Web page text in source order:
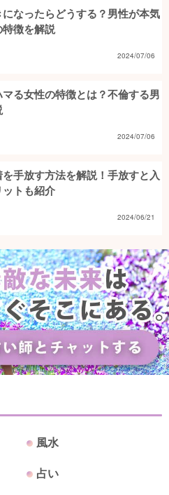
なったらどうする？男性が本気
徴を解説
2024/07/06
る女性の特徴とは？不倫する男
2024/07/06
手放す方法を解説！手放すと入
トも紹介
2024/06/21
風水
占い